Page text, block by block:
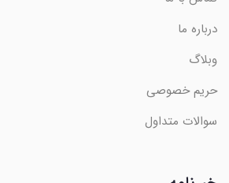
درباره ما
وبلاگ
حریم خصوصی
سوالات متداول